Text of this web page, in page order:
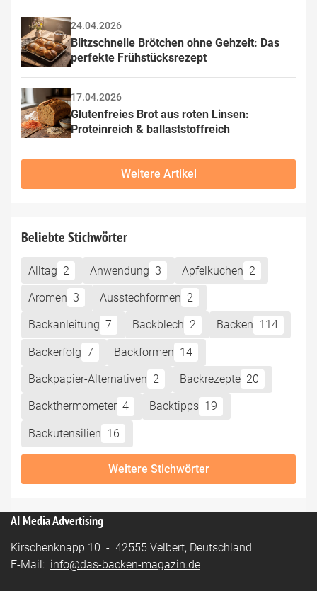
24.04.2026
Blitzschnelle Brötchen ohne Gehzeit: Das
perfekte Frühstücksrezept
17.04.2026
Glutenfreies Brot aus roten Linsen:
Proteinreich & ballaststoffreich
Weitere Artikel
Beliebte Stichwörter
Alltag 2 Anwendung 3 Apfelkuchen 2
Aromen 3 Ausstechformen 2
Backanleitung 7 Backblech 2 Backen 114
Backerfolg 7 Backformen 14
Backpapier-Alternativen 2 Backrezepte 20
Backthermometer 4 Backtipps 19
Backutensilien 16
Weitere Stichwörter
AI Media Advertising
Kirschenknapp 10 - 42555 Velbert, Deutschland
E-Mail: info@das-backen-magazin.de